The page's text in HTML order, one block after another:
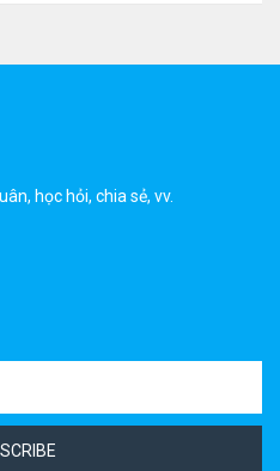
học hỏi, chia sẻ, vv.